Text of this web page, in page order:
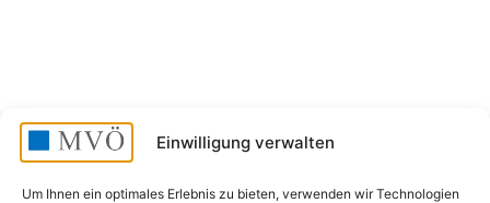
Einwilligung verwalten
Um Ihnen ein optimales Erlebnis zu bieten, verwenden wir Technologien